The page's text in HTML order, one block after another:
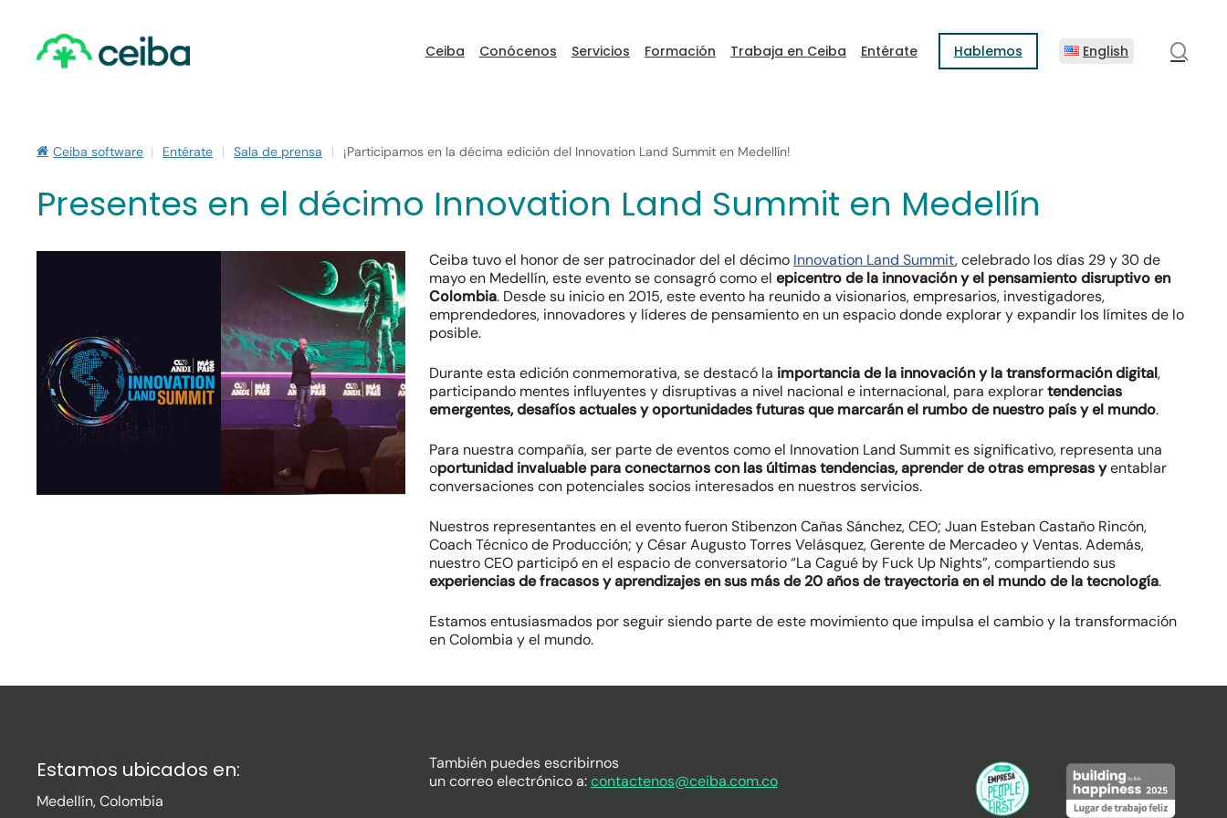
content
Ceiba Conócenos Servicios Formación Trabaja en Ceiba Entérate
Go to Ceiba
Hablemos English
Ceiba software | Entérate | Sala de prensa | ¡Participamos en la décima edición del Innovation Land Summit en Medellín!
Presentes en el décimo Innovation Land Summit en Medellín
Ceiba tuvo el honor de ser patrocinador del el décimo Innovation Land Summit, celebrado los días 29 y 30 de
mayo en Medellín, este evento se consagró como elepicentro de la innovación y el pensamiento disruptivo en
Colombia. Desde su inicio en 2015, este evento ha reunido a visionarios, empresarios, investigadores,
emprendedores, innovadores y líderes de pensamiento en un espacio donde explorar y expandir los límites de lo
posible.
Durante esta edición conmemorativa, se destacó la importancia de la innovación y la transformación digital,
participando mentes influyentes y disruptivas a nivel nacional e internacional, para explorartendencias
emergentes, desafíos actuales y oportunidades futuras que marcarán el rumbo de nuestro país y el mundo.
Para nuestra compañía, ser parte de eventos como el Innovation Land Summit es significativo, representa una
oportunidad invaluable para conectarnos con las últimas tendencias, aprender de otras empresas yentablar
conversaciones con potenciales socios interesados en nuestros servicios.
Nuestros representantes en el evento fueron Stibenzon Cañas Sánchez, CEO; Juan Esteban Castaño Rincón,
Coach Técnico de Producción; y César Augusto Torres Velásquez, Gerente de Mercadeo y Ventas. Además,
nuestro CEO participó en el espacio de conversatorio “La Cagué by Fuck Up Nights”, compartiendo sus
experiencias de fracasos y aprendizajes en sus más de 20 años de trayectoria en el mundo de la tecnología.
Estamos entusiasmados por seguir siendo parte de este movimiento que impulsa el cambio y la transformación
en Colombia y el mundo.
Estamos ubicados en:
Medellín, Colombia
También puedes escribirnos
un correo electrónico a:contactenos@ceiba.com.co